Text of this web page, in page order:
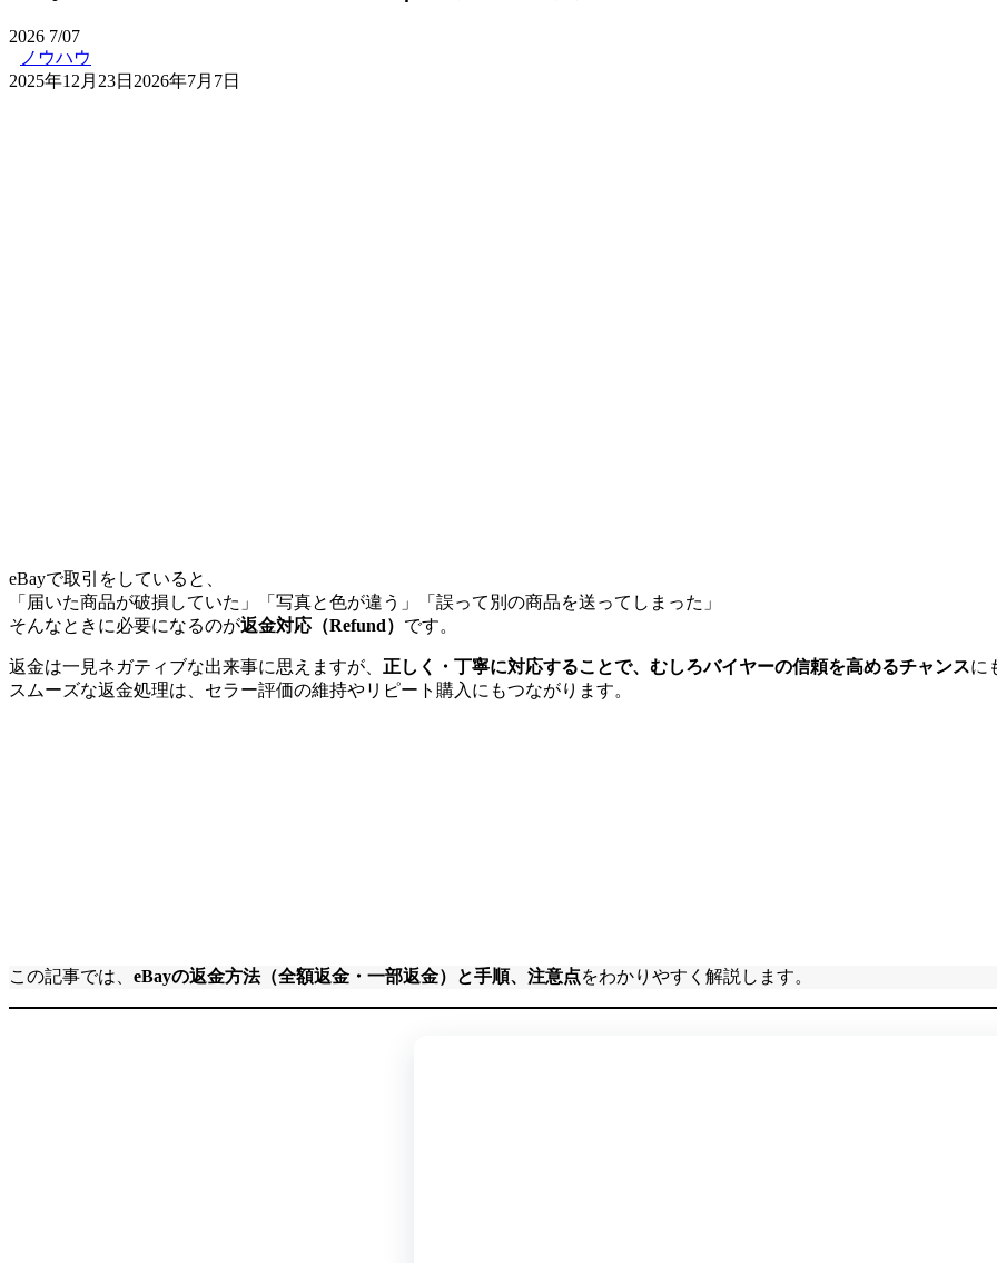
2026 7/07
ノウハウ
2025年12月23日 2026年7月7日
eBayで取引をしていると、
「届いた商品が破損していた」「写真と色が違う」「誤って別の商品を送ってしまった」
そんなときに必要になるのが返金対応（Refund） です。
返金は一見ネガティブな出来事に思えますが、 正しく・丁寧に対応することで、むしろバイヤーの信頼を高めるチャンスに
スムーズな返金処理は、セラー評価の維持やリピート購入にもつながります。
この記事では、 eBayの返金方法（全額返金・一部返金）と手順、注意点をわかりやすく解説します。